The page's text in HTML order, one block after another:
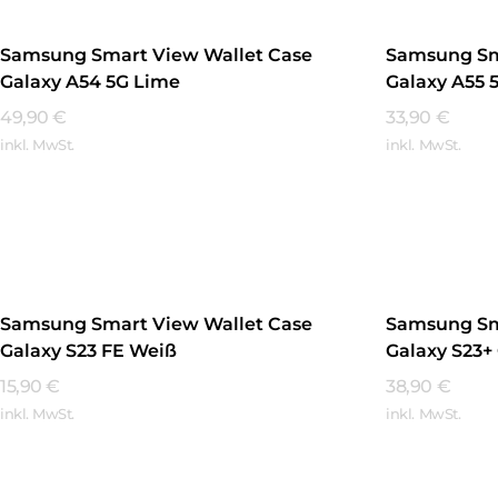
Samsung Smart View Wallet Case
Galaxy A54 5G Lime
49,90 €
inkl. MwSt.
Samsung
Galaxy A55
33,90 €
inkl. MwSt.
Samsung Smart View Wallet Case
Galaxy S23 FE Weiß
15,90 €
inkl. MwSt.
Samsung
Galaxy
38,90 €
inkl. MwSt.